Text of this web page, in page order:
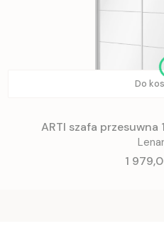
Do
ARTI szafa przesuwna
Cena
1